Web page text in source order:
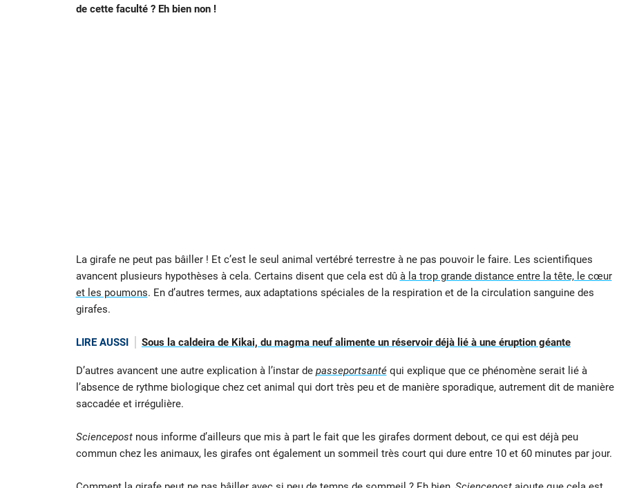
de cette faculté ? Eh bien non !
La girafe ne peut pas bâiller ! Et c’est le seul animal vertébré terrestre à ne pas pouvoir le faire. Les scientifiques
avancent plusieurs hypothèses à cela. Certains disent que cela est dû à la trop grande distance entre la tête, le cœur
et les poumons. En d’autres termes, aux adaptations spéciales de la respiration et de la circulation sanguine des
girafes.
LIRE AUSSI Sous la caldeira de Kikai, du magma neuf alimente un réservoir déjà lié à une éruption géante
D’autres avancent une autre explication à l’instar de passeportsantéqui explique que ce phénomène serait lié à
l’absence de rythme biologique chez cet animal qui dort très peu et de manière sporadique, autrement dit de manière
saccadée et irrégulière.
Sciencepostnous informe d’ailleurs que mis à part le fait que les girafes dorment debout, ce qui est déjà peu
commun chez les animaux, les girafes ont également un sommeil très court qui dure entre 10 et 60 minutes par jour.